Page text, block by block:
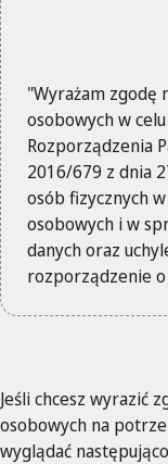
"Wyrażam zgodę
osobowych w
Rozporządzenia
2016/679 z dnia
osób fizycznych
osobowych i w
danych oraz
rozporządzenie
Jeśli chcesz wyrazić
osobowych na
wyglądać